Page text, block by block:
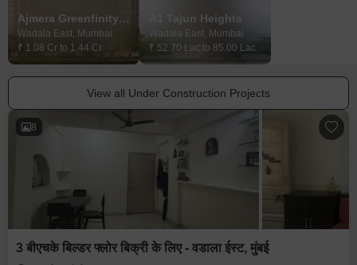
Ajmera Greenfinity Wadala
Wadala East, Mumbai
₹ 1.08 Cr to 1.44 Cr
A1 Tajun Heights
Wadala East, Mumbai
₹ 52.70 Lac to 85.00 Lac
View all Under Construction Projects
8
3 बीएचके बिल्डर फ्लोर बिक्री के लिए - वडाला ईस्ट, मुंबई